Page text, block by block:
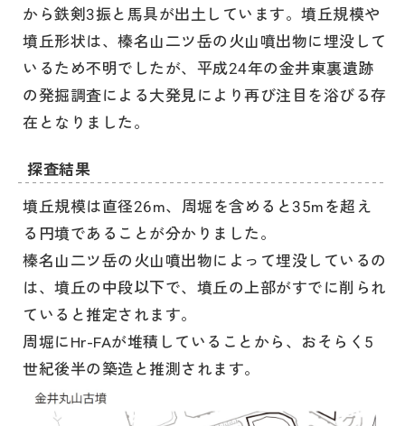
から鉄剣3振と馬具が出土しています。墳丘規模や
墳丘形状は、榛名山二ツ岳の火山噴出物に埋没して
いるため不明でしたが、平成24年の金井東裏遺跡
の発掘調査による大発見により再び注目を浴びる存
在となりました。
探査結果
墳丘規模は直径26m、周堀を含めると35mを超え
る円墳であることが分かりました。
榛名山二ツ岳の火山噴出物によって埋没しているの
は、墳丘の中段以下で、墳丘の上部がすでに削られ
ていると推定されます。
周堀にHr-FAが堆積していることから、おそらく5
世紀後半の築造と推測されます。